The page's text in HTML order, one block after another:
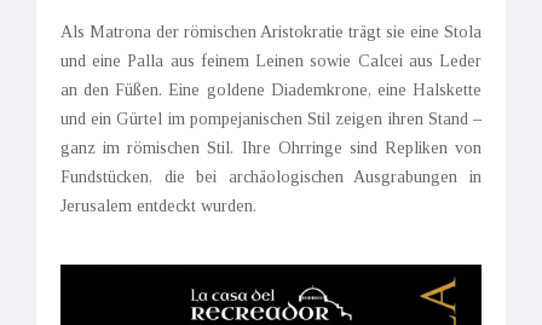
Als Matrona der römischen Aristokratie trägt sie eine Stola
und eine Palla aus feinem Leinen sowie Calcei aus Leder
an den Füßen. Eine goldene Diademkrone, eine Halskette
und ein Gürtel im pompejanischen Stil zeigen ihren Stand –
ganz im römischen Stil. Ihre Ohrringe sind Repliken von
Fundstücken, die bei archäologischen Ausgrabungen in
Jerusalem entdeckt wurden.